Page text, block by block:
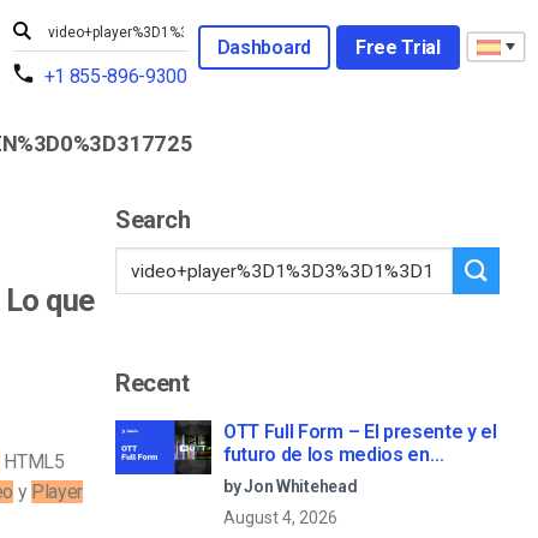
+1 855-896-9300
Dashboard Free Trial
que
HTML5
y Player
Search
Recent
OTT Full Form – El presente y el
futuro de los medios en
streaming
by Jon Whitehead
August 4, 2026